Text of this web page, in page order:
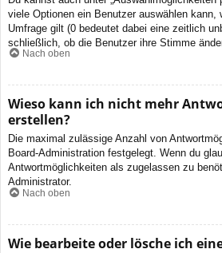
viele Optionen ein Benutzer auswählen kann,
Umfrage gilt (0 bedeutet dabei eine zeitlich
schließlich, ob die Benutzer ihre Stimme
Nach oben
Wieso kann ich nicht mehr
erstellen?
Die maximal zulässige Anzahl von
Board-Administration festgelegt. Wenn du
Antwortmöglichkeiten als zugelassen zu
Administrator.
Nach oben
Wie bearbeite oder lösche ich